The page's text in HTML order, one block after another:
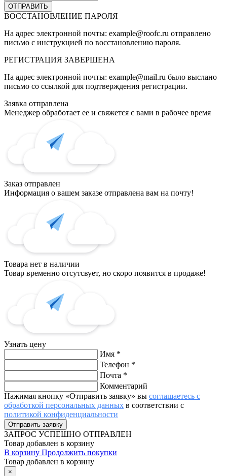
ВОССТАНОВЛЕНИЕ ПАРОЛЯ
На адрес электронной почты: example@roofc.ru отправлено
письмо с инструкцией по восстановлению пароля.
РЕГИСТРАЦИЯ ЗАВЕРШЕНА
На адрес электронной почты: example@mail.ru было выслано
письмо со ссылкой для подтверждения регистрации.
Заявка отправлена
Менеджер обработает ее и свяжется с вами в рабочее время
Заказ отправлен
Информация о вашем заказе отправлена вам на почту!
Товара нет в наличии
Товар временно отсутсвует, но скоро появится в продаже!
Узнать цену
Имя *
Телефон *
Почта *
Комментарий
Нажимая кнопку «Отправить заявку» вы соглашаетесь с
обработкой персональных данных в соответствии с
политикой конфиденциальности
ЗАПРОС УСПЕШНО ОТПРАВЛЕН
Товар добавлен в корзину
В корзину Продолжить покупки
Товар добавлен в корзину
×